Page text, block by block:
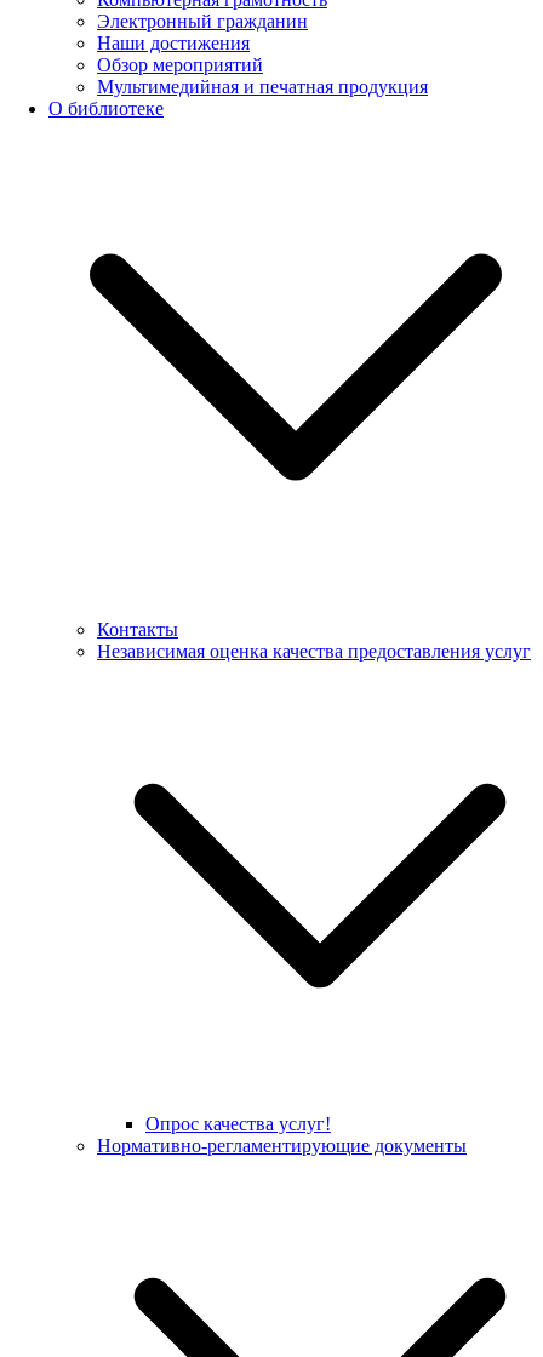
Электронный гражданин
Наши достижения
Обзор мероприятий
Мультимедийная и печатная продукция
О библиотеке
Контакты
Независимая оценка качества предоставления услуг
Опрос качества услуг!
Нормативно-регламентирующие документы